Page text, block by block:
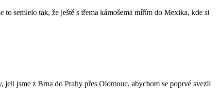
semlelo tak, že ještě s třema kámošema mířím do Mexika, kde si
jsme z Brna do Prahy přes Olomouc, abychom se poprvé svezli